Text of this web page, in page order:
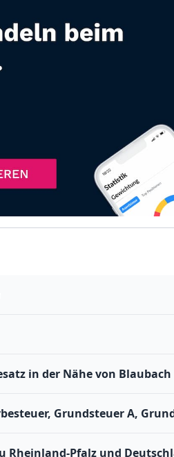
in der Nähe von Blaubach
Grundsteuer A,
Rheinland-Pfalz und